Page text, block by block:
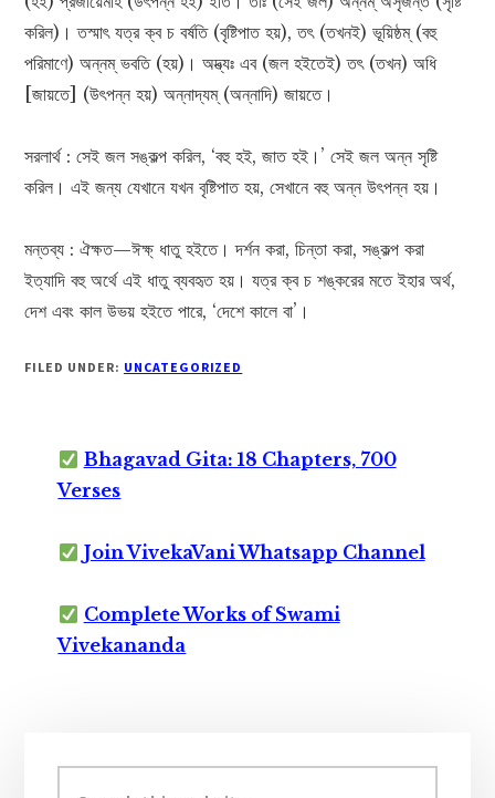
করিল)। তস্মাৎ যত্র ক্ব চ বৰ্ষতি (বৃষ্টিপাত হয়), তৎ (তখনই) ভূয়িষ্ঠম্ (বহু
পরিমাণে) অন্নম্ ভবতি (হয়)। অদ্ভ্যঃ এব (জল হইতেই) তৎ (তখন) অধি
[জায়তে] (উৎপন্ন হয়) অন্নাদ্যম্ (অন্নাদি) জায়তে।
সরলার্থ : সেই জল সঙ্কল্প করিল, ‘বহু হই, জাত হই।’ সেই জল অন্ন সৃষ্টি
করিল। এই জন্য যেখানে যখন বৃষ্টিপাত হয়, সেখানে বহু অন্ন উৎপন্ন হয়।
মন্তব্য : ঐক্ষত—ঈক্ষ্ ধাতু হইতে। দর্শন করা, চিন্তা করা, সঙ্কল্প করা
ইত্যাদি বহু অর্থে এই ধাতু ব্যবহৃত হয়। যত্র ক্ব চ শঙ্করের মতে ইহার অর্থ,
দেশ এবং কাল উভয় হইতে পারে, ‘দেশে কালে বা’।
FILED UNDER: UNCATEGORIZED
Bhagavad Gita: 18 Chapters, 700
Verses
Join VivekaVani Whatsapp Channel
Complete Works of Swami
Vivekananda